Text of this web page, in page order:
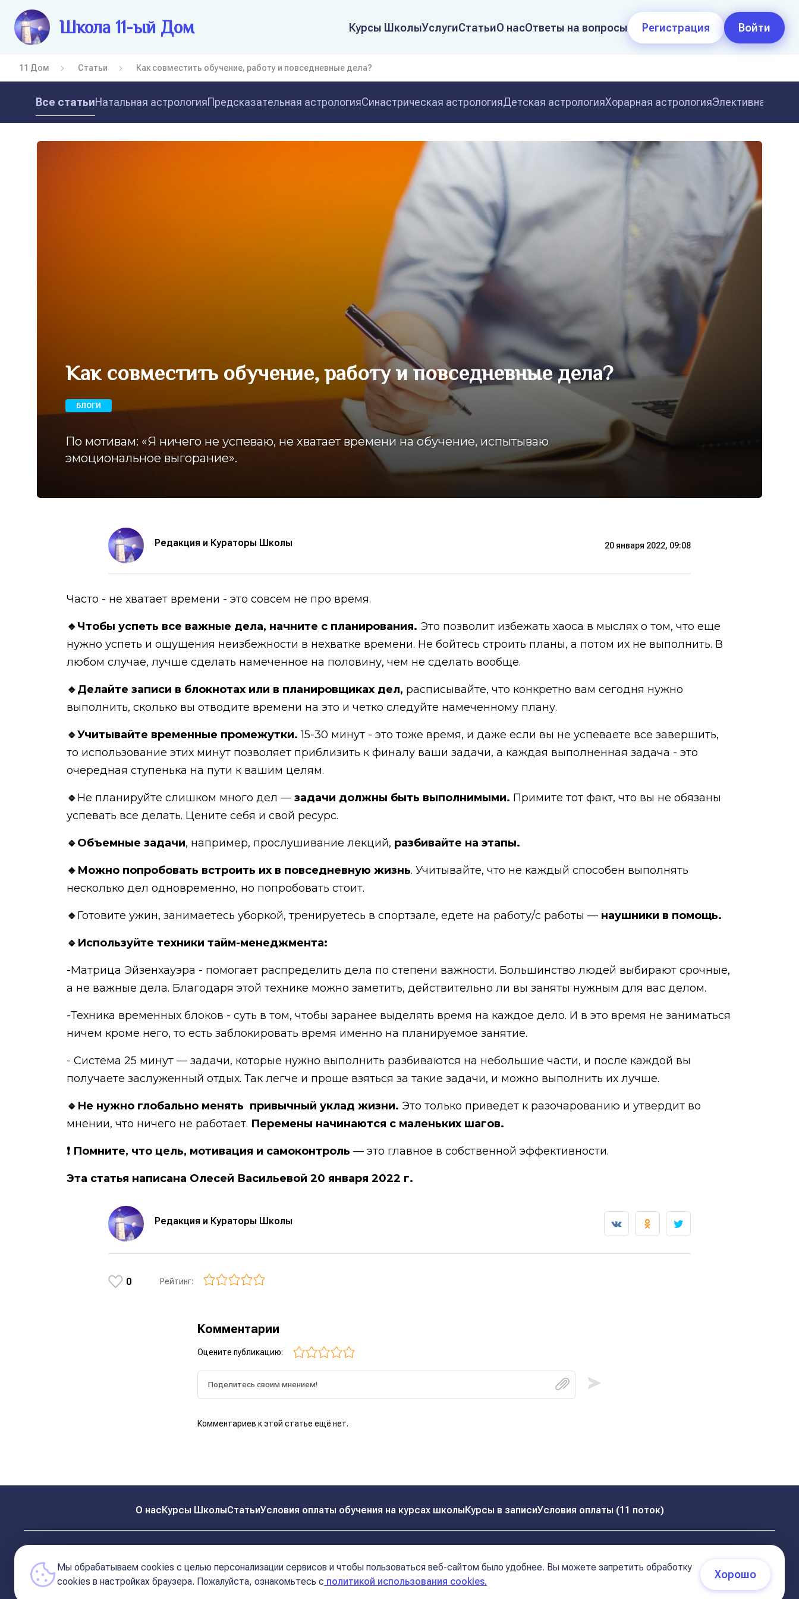
Школа 11-ый Дом Курсы ШколыУслугиСтатьиО насОтветы на вопросы Регистрация Войти
11 Дом Статьи Как совместить обучение, работу и повседневные дела?
Все статьиНатальная астрологияПредсказательная астрологияСинастрическая астрологияДетская астрологияХорарная астрологияЭлективная
Как совместить обучение, работу и повседневные дела?
БЛОГИ
По мотивам: «Я ничего не успеваю, не хватает времени на обучение, испытываю
эмоциональное выгорание».
Редакция и Кураторы Школы 20 января 2022, 09:08
Часто - не хватает времени - это совсем не про время.
🔹Чтобы успеть все важные дела, начните с планирования. Это позволит избежать хаоса в мыслях о том, что еще
нужно успеть и ощущения неизбежности в нехватке времени. Не бойтесь строить планы, а потом их не выполнить. В
любом случае, лучше сделать намеченное на половину, чем не сделать вообще.
🔹Делайте записи в блокнотах или в планировщиках дел, расписывайте, что конкретно вам сегодня нужно
выполнить, сколько вы отводите времени на это и четко следуйте намеченному плану.
🔹Учитывайте временные промежутки.15-30 минут - это тоже время, и даже если вы не успеваете все завершить,
то использование этих минут позволяет приблизить к финалу ваши задачи, а каждая выполненная задача - это
очередная ступенька на пути к вашим целям.
🔹Не планируйте слишком много дел — задачи должны быть выполнимыми. Примите тот факт, что вы не обязаны
успевать все делать. Цените себя и свой ресурс.
🔹Объемные задачи, например, прослушивание лекций, разбивайте на этапы.
🔹Можно попробовать встроить их в повседневную жизнь. Учитывайте, что не каждый способен выполнять
несколько дел одновременно, но попробовать стоит.
🔹Готовите ужин, занимаетесь уборкой, тренируетесь в спортзале, едете на работу/с работы — наушники в помощь.
🔹Используйте техники тайм-менеджмента:
-Матрица Эйзенхауэра - помогает распределить дела по степени важности. Большинство людей выбирают срочные,
а не важные дела. Благодаря этой технике можно заметить, действительно ли вы заняты нужным для вас делом.
-Техника временных блоков - суть в том, чтобы заранее выделять время на каждое дело. И в это время не заниматься
ничем кроме него, то есть заблокировать время именно на планируемое занятие.
- Система 25 минут — задачи, которые нужно выполнить разбиваются на небольшие части, и после каждой вы
получаете заслуженный отдых. Так легче и проще взяться за такие задачи, и можно выполнить их лучше.
🔹Не нужно глобально менять привычный уклад жизни. Это только приведет к разочарованию и утвердит во
мнении, что ничего не работает. Перемены начинаются с маленьких шагов.
❗ Помните, что цель, мотивация и самоконтроль — это главное в собственной эффективности.
Эта статья написана Олесей Васильевой 20 января 2022 г.
Редакция и Кураторы Школы
0 Рейтинг:
Комментарии
Оцените публикацию:
Комментариев к этой статье ещё нет.
О насКурсы ШколыСтатьиУсловия оплаты обучения на курсах школыКурсы в записиУсловия оплаты (11 поток)
Политика конфиденциальности Договор оферта (соглашение)
11-ый Дом© 2026 Школа Астрологии
Мы обрабатываем cookies с целью персонализации сервисов и чтобы пользоваться веб-сайтом было удобнее. Вы можете запретить обработку
сookies в настройках браузера. Пожалуйста, ознакомьтесь с политикой использования cookies.
Хорошо